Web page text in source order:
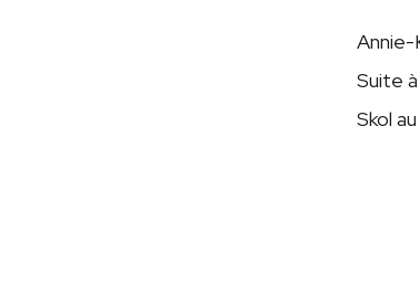
Annie-
Suite
Skol